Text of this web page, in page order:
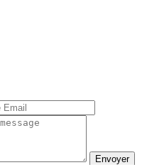
Envoyer